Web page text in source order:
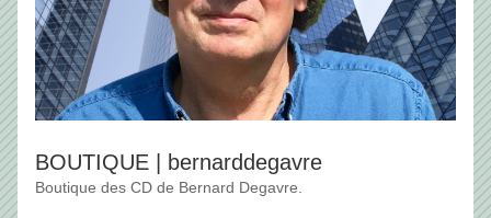
BOUTIQUE | bernarddegavre
Boutique des CD de Bernard Degavre.